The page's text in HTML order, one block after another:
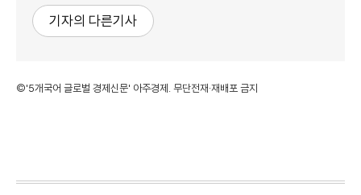
기자의 다른기사
©'5개국어 글로벌 경제신문' 아주경제. 무단전재·재배포 금지